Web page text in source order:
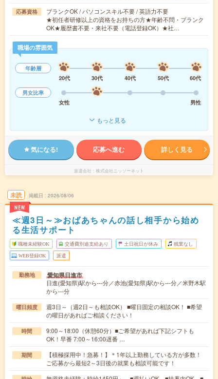
応募資格
ブランクOK / パソコンスキル不要 / 英語力不要
★初任者研修以上の資格をお持ちの方★年齢不問・ブランク
OK★履歴書不要・来社不要（電話登録OK）★社…
職場の雰囲気
年齢層
20代
30代 40代 50代
60代
男女比率
女性
男性
もっと見る
気になる! 応募へ進む 詳しく見る
派遣会社 株式会社ニッソーネット
未読
NEW
掲載日 2026/08/06
≪週3日～≫おばあちゃんの話し相手から始め
る生活サポート
職種未経験OK 交通費別途支給あり 土日祝日が休み 残業なし
WEB登録OK 派遣
勤務地 愛知県日進市
日進(愛知県)駅から---分／赤池(愛知県)駅から---分／米野木駅
から---分
曜日頻度
週3日～（週2日～も相談OK） ■曜日固定の相談OK！ ■希望
の曜日があればご相談ください！
時間
9:00～18:00（休憩60分）■ご希望があれば下記シフトも
OK！早番 7:00～16:00遅番 …
期間
【積極採用中！急募！】＊1年以上勤務している方が多数！
ご応募から最短2～3日後の就業も相談可能です！